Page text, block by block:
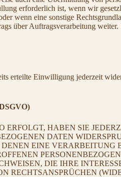
erforderlich ist, wenn wir
wenn eine sonstige
über Auftragsverarbeitung
erteilte Einwilligung jederzeit
HABEN SIE
DATEN
EINE VERARBEITUNG
DIE IHRE